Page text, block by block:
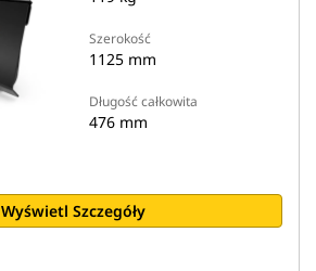
Szerokość
1125 mm
Długość całkowita
476 mm
Wyświetl Szczegóły